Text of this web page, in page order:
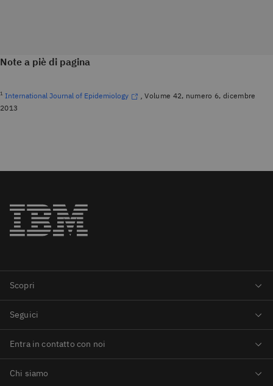
Note a piè di pagina
1 International Journal of Epidemiology
Volume 42, numero 6, dicembre
2013